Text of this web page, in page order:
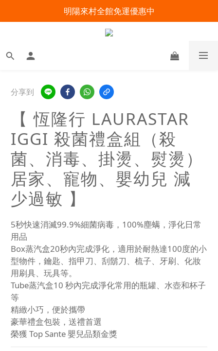
明陽來村全館免運優惠中
明陽來村全館免運優惠中
出院準備不慌張！安心回家照護指南
分享到
【 恆隆行 LAURASTAR
IGGI 殺菌禮盒組（殺
菌、消毒、掛燙、熨燙）
居家、寵物、嬰幼兒 減
少過敏 】
5秒快速消滅99.9%細菌病毒，100%塵螨，淨化日常
用品
Box蒸汽盒20秒內完成淨化，適用於耐熱達100度的小
型物件，鑰匙、指甲刀、刮鬍刀、梳子、牙刷、化妝
用刷具、玩具等。
Tube蒸汽盒10 秒內完成淨化常用的瓶罐、水壺和杯子
等
精緻小巧，便於攜帶
豪華禮盒包裝，送禮首選
榮獲 Top Sante 嬰兒品類金獎